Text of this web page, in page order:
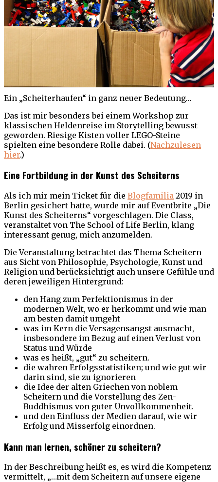
Ein „Scheiterhaufen“ in ganz neuer Bedeutung…
Das ist mir besonders bei einem Workshop zur
klassischen Heldenreise im Storytelling bewusst
geworden. Riesige Kisten voller LEGO-Steine
spielten eine besondere Rolle dabei. (Nachzulesen
hier.)
Eine Fortbildung in der Kunst des Scheiterns
Als ich mir mein Ticket für die Blogfamilia 2019 in
Berlin gesichert hatte, wurde mir auf Eventbrite „Die
Kunst des Scheiterns“ vorgeschlagen. Die Class,
veranstaltet von The School of Life Berlin, klang
interessant genug, mich anzumelden.
Die Veranstaltung betrachtet das Thema Scheitern
aus Sicht von Philosophie, Psychologie, Kunst und
Religion und berücksichtigt auch unsere Gefühle und
deren jeweiligen Hintergrund:
den Hang zum Perfektionismus in der
modernen Welt, wo er herkommt und wie man
am besten damit umgeht
was im Kern die Versagensangst ausmacht,
insbesondere im Bezug auf einen Verlust von
Status und Würde
was es heißt, „gut“ zu scheitern.
die wahren Erfolgsstatistiken; und wie gut wir
darin sind, sie zu ignorieren
die Idee der alten Griechen von noblem
Scheitern und die Vorstellung des Zen-
Buddhismus von guter Unvollkommenheit.
und den Einfluss der Medien darauf, wie wir
Erfolg und Misserfolg einordnen.
Kann man lernen, schöner zu scheitern?
In der Beschreibung heißt es, es wird die Kompetenz
vermittelt, „…mit dem Scheitern auf unsere eigene